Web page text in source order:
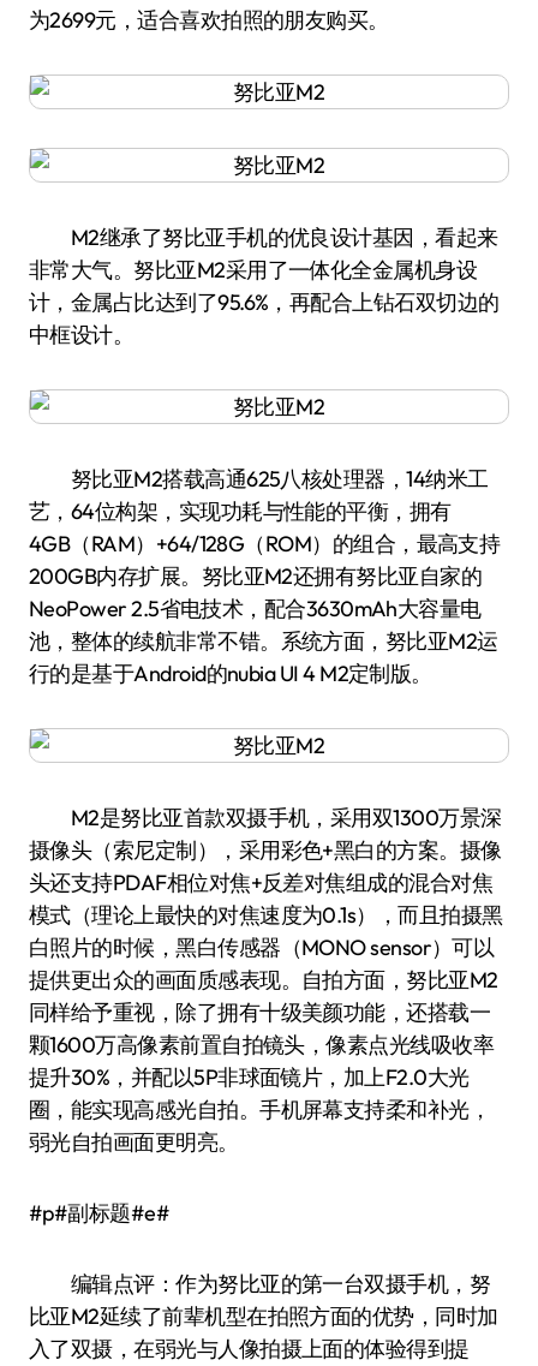
为2699元，适合喜欢拍照的朋友购买。
M2继承了努比亚手机的优良设计基因，看起来
非常大气。努比亚M2采用了一体化全金属机身设
计，金属占比达到了95.6%，再配合上钻石双切边的
中框设计。
努比亚M2搭载高通625八核处理器，14纳米工
艺，64位构架，实现功耗与性能的平衡，拥有
4GB（RAM）+64/128G（ROM）的组合，最高支持
200GB内存扩展。努比亚M2还拥有努比亚自家的
NeoPower 2.5省电技术，配合3630mAh大容量电
池，整体的续航非常不错。系统方面，努比亚M2运
行的是基于Android的nubia UI 4 M2定制版。
M2是努比亚首款双摄手机，采用双1300万景深
摄像头（索尼定制），采用彩色+黑白的方案。摄像
头还支持PDAF相位对焦+反差对焦组成的混合对焦
模式（理论上最快的对焦速度为0.1s），而且拍摄黑
白照片的时候，黑白传感器（MONO sensor）可以
提供更出众的画面质感表现。自拍方面，努比亚M2
同样给予重视，除了拥有十级美颜功能，还搭载一
颗1600万高像素前置自拍镜头，像素点光线吸收率
提升30%，并配以5P非球面镜片，加上F2.0大光
圈，能实现高感光自拍。手机屏幕支持柔和补光，
弱光自拍画面更明亮。
#p#副标题#e#
编辑点评：作为努比亚的第一台双摄手机，努
比亚M2延续了前辈机型在拍照方面的优势，同时加
入了双摄，在弱光与人像拍摄上面的体验得到提